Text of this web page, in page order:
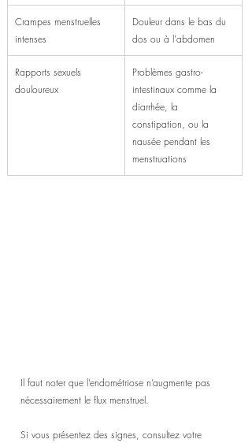
Crampes menstruelles
intenses
Douleur dans le bas du
dos ou à l'abdomen
Rapports sexuels
douloureux
Problèmes gastro-
intestinaux comme la
diarrhée, la
constipation, ou la
nausée pendant les
menstruations
Il faut noter que l’endométriose n’augmente pas
nécessairement le flux menstruel.
Si vous présentez des signes, consultez votre